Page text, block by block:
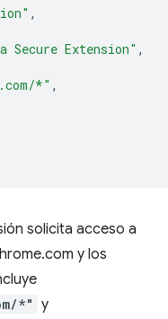
,
Secure Extension" ,
*" ,
solicita acceso a
y los
*" y